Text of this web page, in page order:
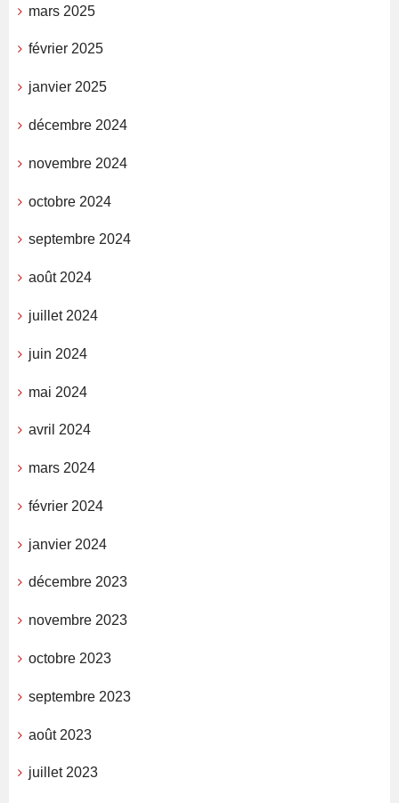
mars 2025
février 2025
janvier 2025
décembre 2024
novembre 2024
octobre 2024
septembre 2024
août 2024
juillet 2024
juin 2024
mai 2024
avril 2024
mars 2024
février 2024
janvier 2024
décembre 2023
novembre 2023
octobre 2023
septembre 2023
août 2023
juillet 2023